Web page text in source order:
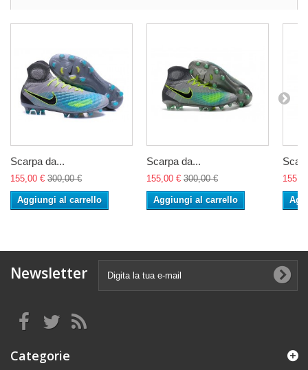
Scarpa da...
155,00 € 300,00 €
Aggiungi al carrello
Scarpa da...
155,00 € 300,00 €
Aggiungi al carrello
Newsletter
Categorie